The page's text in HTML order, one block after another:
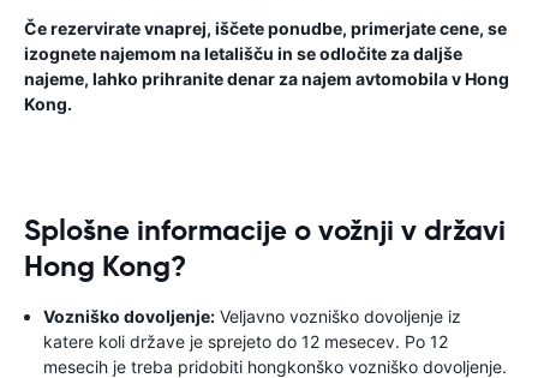
Če rezervirate vnaprej, iščete ponudbe, primerjate cene, se
izognete najemom na letališču in se odločite za daljše
najeme, lahko prihranite denar za najem avtomobila v Hong
Kong.
Splošne informacije o vožnji v državi
Hong Kong?
Vozniško dovoljenje: Veljavno vozniško dovoljenje iz
katere koli države je sprejeto do 12 mesecev. Po 12
mesecih je treba pridobiti hongkonško vozniško dovoljenje.